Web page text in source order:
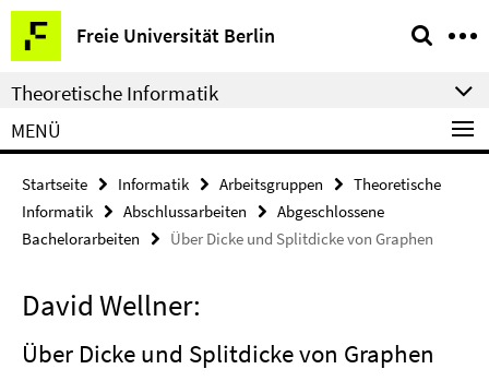
Springe
direkt
zu
Inhalt
Freie Universität Berlin
Service-
Navigation
Theoretische Informatik
MENÜ
Startseite Informatik Arbeitsgruppen
Theoretische
Informatik
Abschlussarbeiten
Abgeschlossene
Bachelorarbeiten
Über Dicke und Splitdicke von Graphen
David Wellner:
Über Dicke und Splitdicke von Graphen